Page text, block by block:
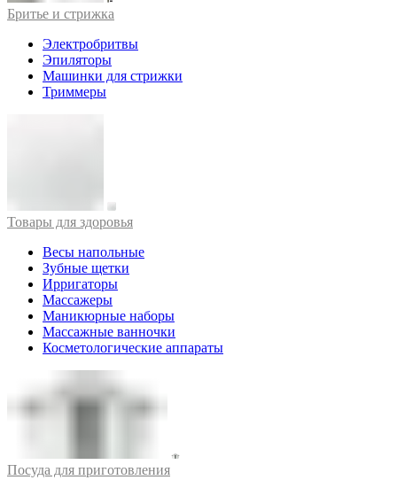
Бритье и стрижка
Электробритвы
Эпиляторы
Машинки для стрижки
Триммеры
Товары для здоровья
Весы напольные
Зубные щетки
Ирригаторы
Массажеры
Маникюрные наборы
Массажные ванночки
Косметологические аппараты
Посуда для приготовления